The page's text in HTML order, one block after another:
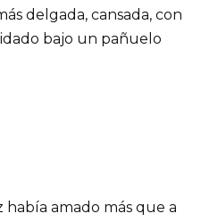
delgada, cansada, con
bajo un pañuelo
había amado más que a